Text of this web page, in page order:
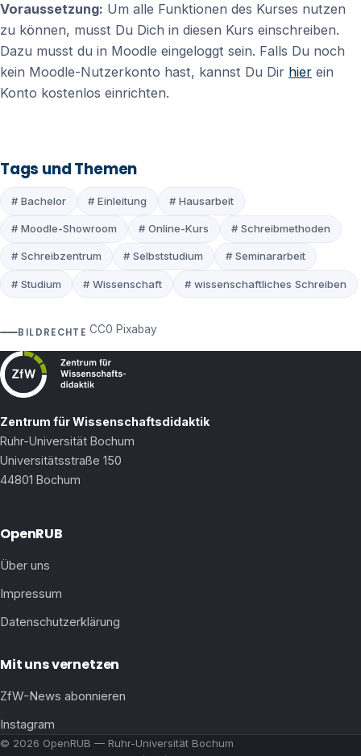
Voraussetzung: Um alle Funktionen des Kurses nutzen
zu können, musst Du Dich in diesen Kurs einschreiben.
Dazu musst du in Moodle eingeloggt sein. Falls Du noch
kein Moodle-Nutzerkonto hast, kannst Du Dir hier ein
Konto kostenlos einrichten.
Tags und Themen
# Bachelor # Einleitung # Hausarbeit
# Moodle-Showroom # Online-Kurs # Schreibmethoden
# Schreibzentrum # Selbststudium # Seminararbeit
# Studium # Wissenschaft # wissenschaftliches Schreiben
BILDRECHTE CC0 Pixabay
Zentrum für Wissenschaftsdidaktik
Ruhr-Universität Bochum
Universitätsstraße 150
44801 Bochum
OpenRUB
Über uns
Impressum
Datenschutzerklärung
Mit uns vernetzen
ZfW-News abonnieren
Instagram
© 2026 OpenRUB — Ruhr-Universität Bochum